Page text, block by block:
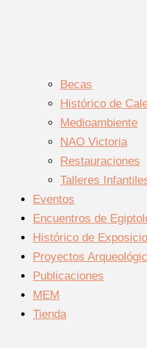
Becas
Histórico de
Medioambiente
NAO Victoria
Restauraciones
Talleres
Eventos
Encuentros de
Histórico de
Proyectos
Publicaciones
MEM
Tienda